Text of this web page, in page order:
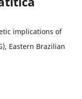
implications of
Eastern Brazilian